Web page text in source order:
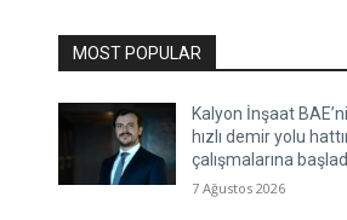
MOST POPULAR
Kalyon İnşaat
hızlı demir yolu
çalışmalarına
7 Ağustos 2026